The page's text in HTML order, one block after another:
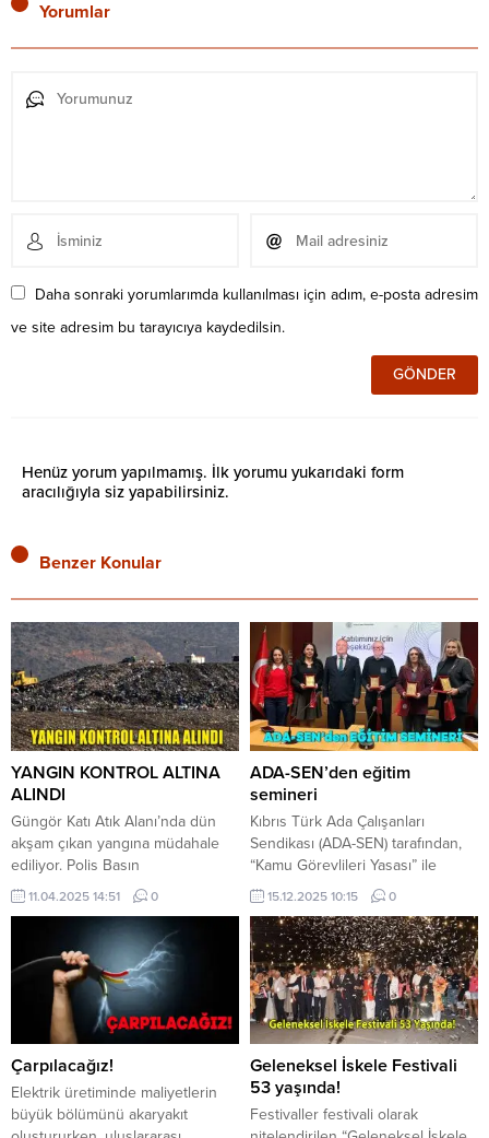
Yorumlar
Daha sonraki yorumlarımda kullanılması için adım, e-posta adresim
ve site adresim bu tarayıcıya kaydedilsin.
Henüz yorum yapılmamış. İlk yorumu yukarıdaki form
aracılığıyla siz yapabilirsiniz.
Benzer Konular
YANGIN KONTROL ALTINA
ALINDI
Güngör Katı Atık Alanı’nda dün
akşam çıkan yangına müdahale
ediliyor. Polis Basın
Subaylığı’ndan yapılan açıklamaya
göre, çevre emniyetinin alındığı
yangında yer yer duman çıkışı
sürüyor. Güngör Katı Atık
alanında, henüz tespit edilmeyen
sebepten dolayı dün akşam saat
22.00 sıralarında başlayan
yangına itfaiye ekiplerinin yanı
sıra özel bir şirkete ait iş...
11.04.2025 14:51 0
ADA-SEN’den eğitim
semineri
Kıbrıs Türk Ada Çalışanları
Sendikası (ADA-SEN) tarafından,
“Kamu Görevlileri Yasası” ile
“Dijital Arşivleme ve E-Devlet
Uygulamaları” konulu eğitim
semineri gerçekleştirildi. ADA-
SEN Başkanı Kağan Mındıkoğlu
tarafından yapılan açıklamada, 11
Aralık Perşembe , Kalkınma
Bankası Konferans Salonu’nda
yer alan seminerin, kamu
personelinin mesleki gelişimine
katkı sağlamak amacıyla
düzenlendiği belirtildi. İki oturum
hâlinde...
15.12.2025 10:15 0
Çarpılacağız!
Elektrik üretiminde maliyetlerin
büyük bölümünü akaryakıt
Geleneksel İskele Festivali
53 yaşında!
Festivaller festivali olarak